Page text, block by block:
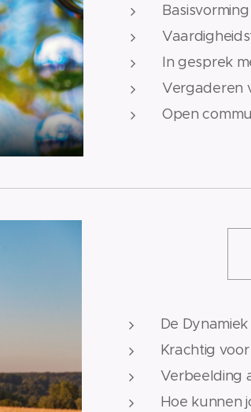
In gesprek
Vergaderen
Open
De
Krachtig
Verbeelding
Hoe kunnen